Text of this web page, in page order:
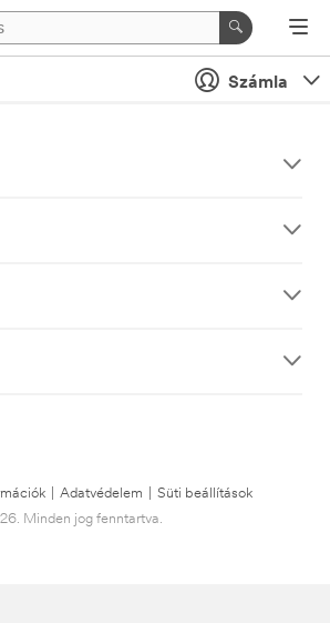
Számla
Adatvédelem
Süti beállítások
Minden jog fenntartva.